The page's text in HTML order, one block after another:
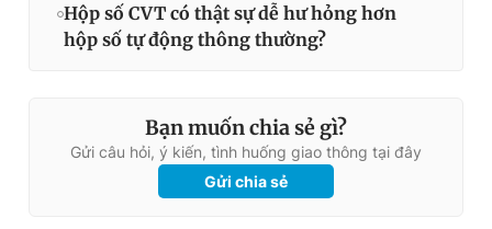
Hộp số CVT có thật sự dễ hư hỏng hơn
hộp số tự động thông thường?
Bạn muốn chia sẻ gì?
Gửi câu hỏi, ý kiến, tình huống giao thông tại đây
Gửi chia sẻ